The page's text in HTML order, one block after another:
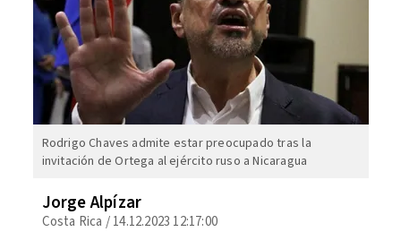
Rodrigo Chaves admite estar preocupado tras la
invitación de Ortega al ejército ruso a Nicaragua
Jorge Alpízar
Costa Rica /14.12.2023 12:17:00